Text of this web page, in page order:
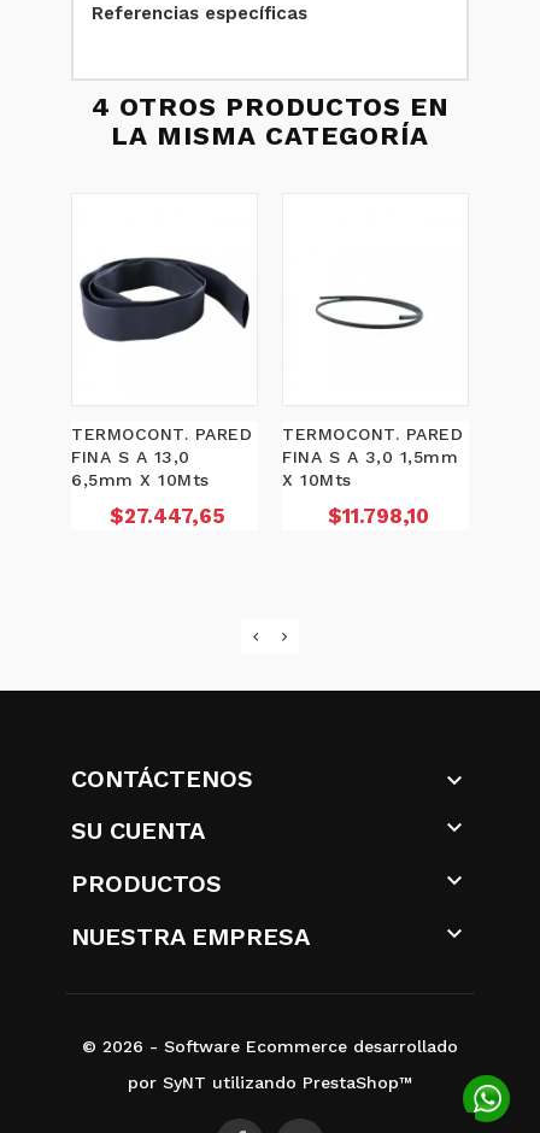
Referencias específicas
4 OTROS PRODUCTOS EN
LA MISMA CATEGORÍA
TERMOCONT. PARED
FINA S A 13,0
6,5mm X 10Mts
Precio
$27.447,65
TERMOCONT. PARED
FINA S A 3,0 1,5mm
X 10Mts
Precio
$11.798,10
CONTÁCTENOS

SU CUENTA

PRODUCTOS

NUESTRA EMPRESA

© 2026 - Software Ecommerce desarrollado
por SyNT utilizando PrestaShop™